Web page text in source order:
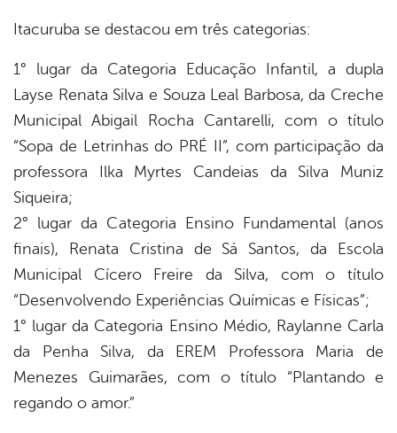
Itacuruba se destacou em três categorias:
1° lugar da Categoria Educação Infantil, a dupla
Layse Renata Silva e Souza Leal Barbosa, da Creche
Municipal Abigail Rocha Cantarelli, com o título
“Sopa de Letrinhas do PRÉ II”, com participação da
professora Ilka Myrtes Candeias da Silva Muniz
Siqueira;
2° lugar da Categoria Ensino Fundamental (anos
finais), Renata Cristina de Sá Santos, da Escola
Municipal Cícero Freire da Silva, com o título
“Desenvolvendo Experiências Químicas e Físicas”;
1° lugar da Categoria Ensino Médio, Raylanne Carla
da Penha Silva, da EREM Professora Maria de
Menezes Guimarães, com o título “Plantando e
regando o amor.”